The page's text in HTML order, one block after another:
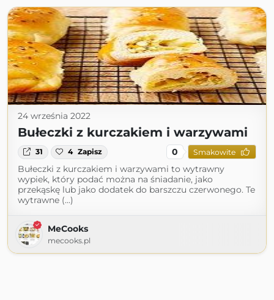
24 września 2022
Bułeczki z kurczakiem i warzywami
31 4 Zapisz 0 Smakowite
Bułeczki z kurczakiem i warzywami to wytrawny
wypiek, który podać można na śniadanie, jako
przekąskę lub jako dodatek do barszczu czerwonego. Te
wytrawne (...)
MeCooks
mecooks.pl